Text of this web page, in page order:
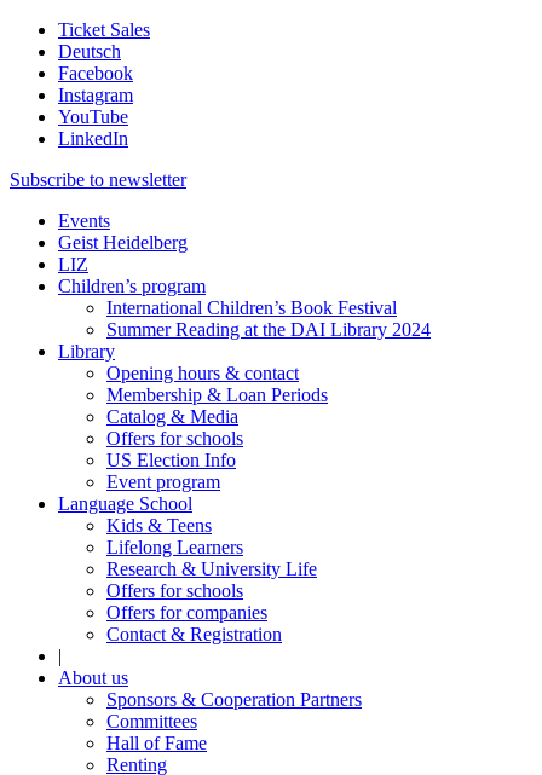
Ticket Sales
Deutsch
Facebook
Instagram
YouTube
LinkedIn
Subscribe to newsletter
Events
Geist Heidelberg
LIZ
Children’s program
International Children’s Book Festival
Summer Reading at the DAI Library 2024
Library
Opening hours & contact
Membership & Loan Periods
Catalog & Media
Offers for schools
US Election Info
Event program
Language School
Kids & Teens
Lifelong Learners
Research & University Life
Offers for schools
Offers for companies
Contact & Registration
|
About us
Sponsors & Cooperation Partners
Committees
Hall of Fame
Renting